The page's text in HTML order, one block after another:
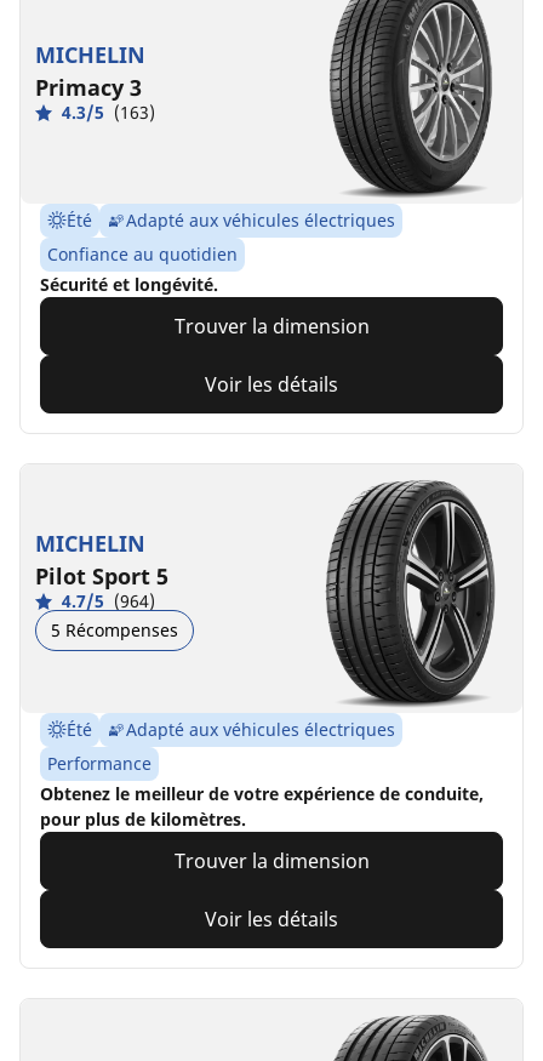
MICHELIN
Primacy 3
4.3/5 (163)
Été
Adapté aux véhicules électriques
Confiance au quotidien
Sécurité et longévité.
Trouver la dimension
Voir les détails
MICHELIN
Pilot Sport 5
4.7/5 (964)
5 Récompenses
Été
Adapté aux véhicules électriques
Performance
Obtenez le meilleur de votre expérience de conduite,
pour plus de kilomètres.
Trouver la dimension
Voir les détails